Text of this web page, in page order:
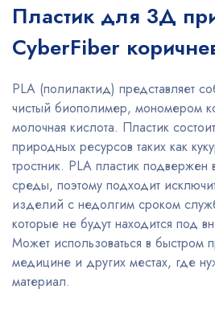
Пластик для 3Д
CyberFiber
PLA (полилактид) представляет
чистый биополимер, мономером
молочная кислота. Пластик
природных ресурсов таких как
тростник. PLA пластик
среды, поэтому подходит
изделий с недолгим сроком
которые не будут находится под
Может использоваться в быстром
медицине и других местах, где
материал.